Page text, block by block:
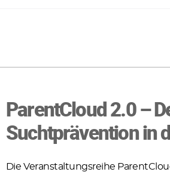
ParentCloud 2.0 –
Suchtprävention in
Die Veranstaltungsreihe